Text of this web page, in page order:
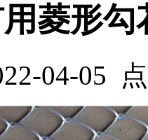
菱形勾
04-05